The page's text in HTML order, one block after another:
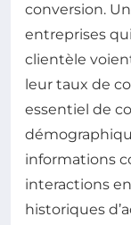
conversion.
entreprises
clientèle
leur taux de
essentiel de
informations
interactions
historiques